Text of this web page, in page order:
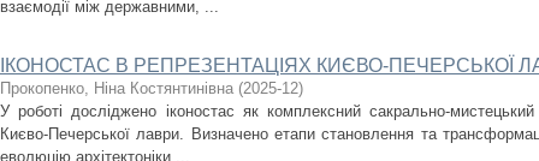
взаємодії між державними, ...
ІКОНОСТАС В РЕПРЕЗЕНТАЦІЯХ КИЄВО-ПЕЧЕРСЬКОЇ
Прокопенко, Ніна Костянтинівна (2025-12)
У роботі досліджено іконостас як комплексний сакрально-
Києво-Печерської лаври. Визначено етапи становлення та
еволюцію архітектоніки ...